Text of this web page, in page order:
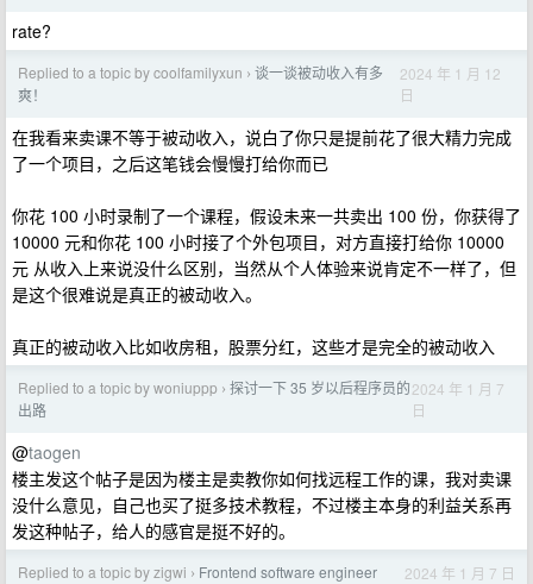
rate?
Replied to a topic by coolfamilyxun › 谈一谈被动收入有多
爽！
2024 年 1 月 12
日
在我看来卖课不等于被动收入，说白了你只是提前花了很大精力完成
了一个项目，之后这笔钱会慢慢打给你而已
你花 100 小时录制了一个课程，假设未来一共卖出 100 份，你获得了
10000 元和你花 100 小时接了个外包项目，对方直接打给你 10000
元 从收入上来说没什么区别，当然从个人体验来说肯定不一样了，但
是这个很难说是真正的被动收入。
真正的被动收入比如收房租，股票分红，这些才是完全的被动收入
Replied to a topic by woniuppp › 探讨一下 35 岁以后程序员的
出路
2024 年 1 月 7
日
@taogen
楼主发这个帖子是因为楼主是卖教你如何找远程工作的课，我对卖课
没什么意见，自己也买了挺多技术教程，不过楼主本身的利益关系再
发这种帖子，给人的感官是挺不好的。
Replied to a topic by zigwi › Frontend software engineer 2024 年 1 月 7 日